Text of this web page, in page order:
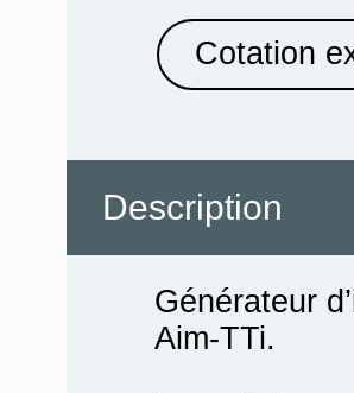
Cotation
Description
Générateur
Aim-TTi.